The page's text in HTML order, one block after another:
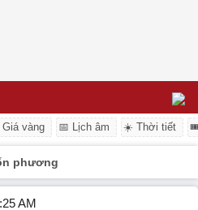
Giá vàng 📅 Lịch âm ☀️ Thời tiết
phương
AM